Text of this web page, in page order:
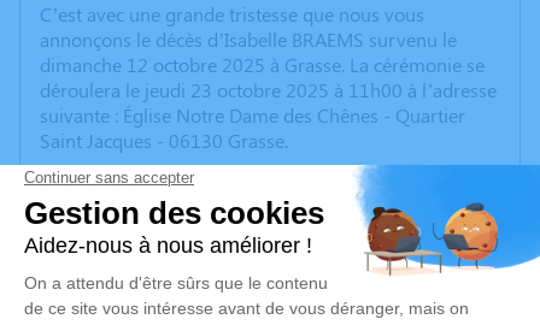
C’est avec une grande tristesse que nous vous
annonçons le décès d’Isabelle BRAEMS survenu le
dimanche 12 octobre 2025 à Grasse. La cérémonie se
déroulera le jeudi 23 octobre 2025 à 11h00 à l’adresse
suivante : Église Notre Dame des Chênes - Quartier
Saint Jacques - 06130 Grasse.
Nous vous invitons à utiliser cet espace pour laisser
vos condoléances, partager des photos souvenirs, une
anecdote ou exprimer vos pensées à travers des
poèmes ou des textes. Cet endroit est un lieu
d'expression dédié à honorer la mémoire d’Isabelle
BRAEMS.